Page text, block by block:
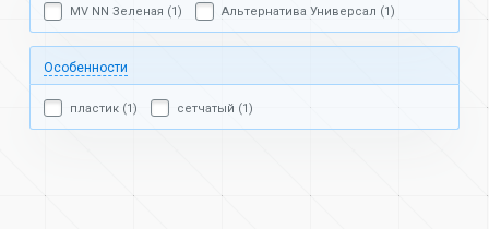
MV NN Зеленая (1) Альтернатива Универсал (1)
Особенности
пластик (1) сетчатый (1)